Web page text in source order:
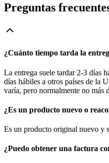
Preguntas
¿Cuánto tiempo tarda la
La entrega suele tardar 2-3 días
días hábiles a otros países de la
varía, pero normalmente no más
¿Es un producto nuevo o
Es un producto original nuevo y
¿Puedo obtener una factura